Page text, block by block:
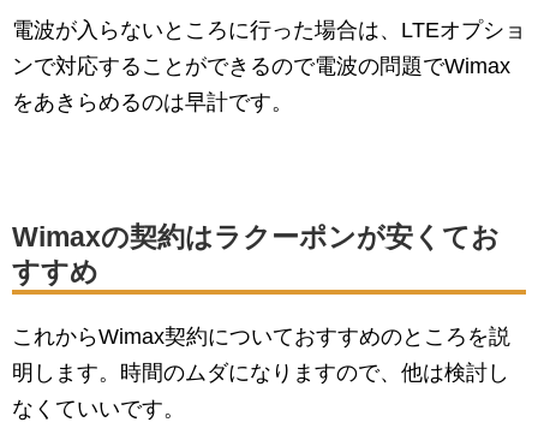
電波が入らないところに行った場合は、LTEオプショ
ンで対応することができるので電波の問題でWimax
をあきらめるのは早計です。
Wimaxの契約はラクーポンが安くてお
すすめ
これからWimax契約についておすすめのところを説
明します。時間のムダになりますので、他は検討し
なくていいです。